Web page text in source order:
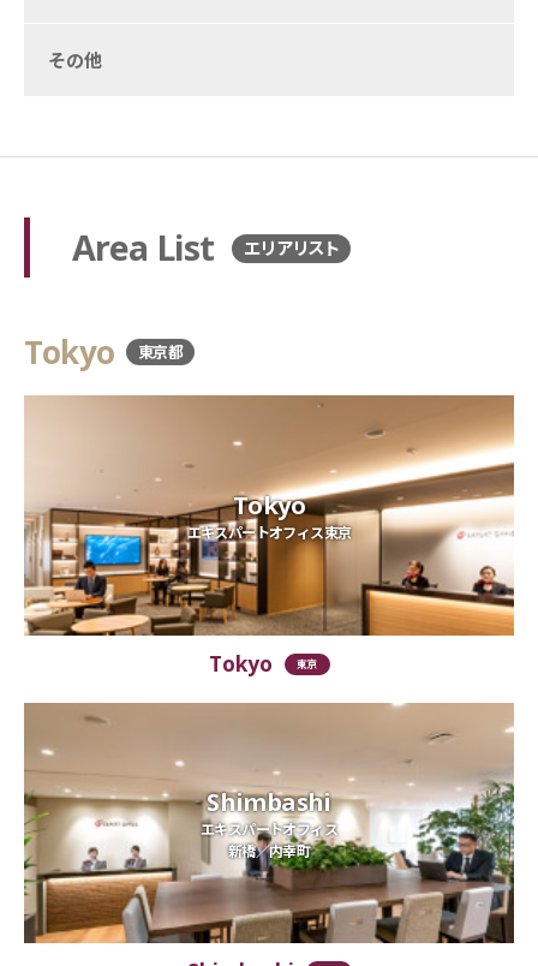
その他
Area List エリアリスト
Tokyo 東京都
Tokyo
エキスパートオフィス東京
Tokyo 東京
Shimbashi
エキスパートオフィス
新橋／内幸町